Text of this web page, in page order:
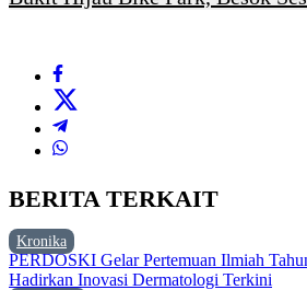
BERITA TERKAIT
Kronika
PERDOSKI Gelar Pertemuan Ilmiah
Hadirkan Inovasi Dermatologi Terkini